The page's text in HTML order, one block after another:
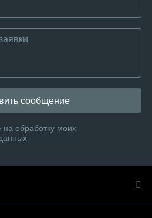
сообщение
обработку моих